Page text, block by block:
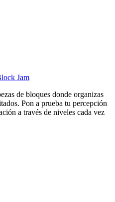
Jam
de bloques donde organizas
Pon a prueba tu percepción
a través de niveles cada vez